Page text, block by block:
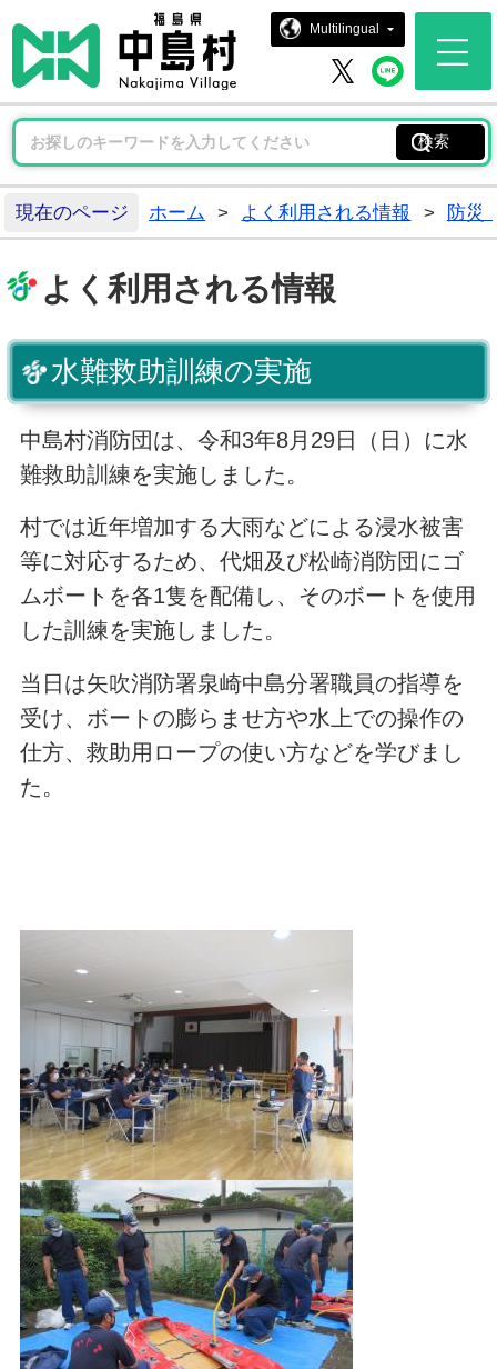
中島村ホ
Multilingual
中島村 X中島
現在のページ ホーム > よく利用される情報 > 防災
よく利用される情報
水難救助訓練の実施
中島村消防団は、令和3年8月29日（日）に水
難救助訓練を実施しました。
村では近年増加する大雨などによる浸水被害
等に対応するため、代畑及び松崎消防団にゴ
ムボートを各1隻を配備し、そのボートを使用
した訓練を実施しました。
当日は矢吹消防署泉崎中島分署職員の指導を
受け、ボートの膨らませ方や水上での操作の
仕方、救助用ロープの使い方などを学びまし
た。